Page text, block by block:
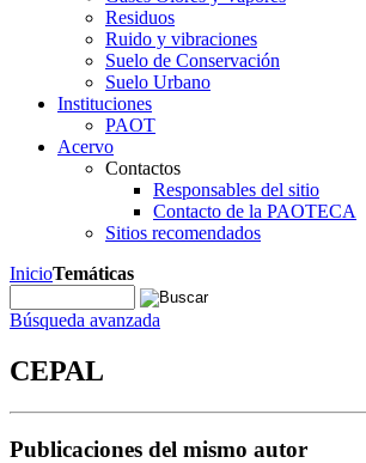
Residuos
Ruido y vibraciones
Suelo de Conservación
Suelo Urbano
Instituciones
PAOT
Acervo
Contactos
Responsables del sitio
Contacto de la PAOTECA
Sitios recomendados
InicioTemáticas
Búsqueda avanzada
CEPAL
Publicaciones del mismo autor